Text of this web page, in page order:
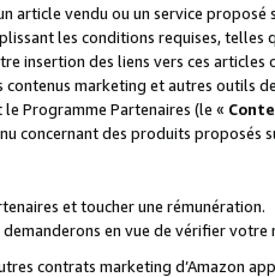
article vendu ou un service
les conditions requises, telles
insertion des liens vers ces
marketing et autres outils
Programme Partenaires (le «
des produits proposés
et toucher une rémunération.
en vue de vérifier votre
contrats marketing d’Amazon